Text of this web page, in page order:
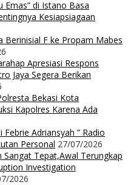
Emas” di Istano Basa
Kesiapsiagaan
Berinisial F ke Propam Mabes
Apresiasi Respons
Jaya Segera Berikan
Bekasi Kota
Kapolres Karena Ada
Adriansyah ” Radio
Personal 27/07/2026
Sangat Tepat,Awal Terungkap
Investigation
2026